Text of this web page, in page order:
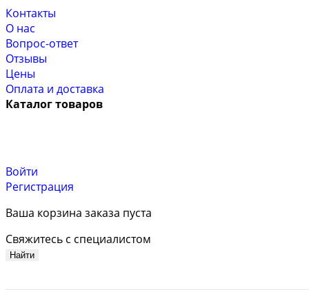
Контакты
О нас
Вопрос-ответ
Отзывы
Цены
Оплата и доставка
Каталог товаров
Войти
Регистрация
Ваша корзина заказа пуста
Свяжитесь с специалистом